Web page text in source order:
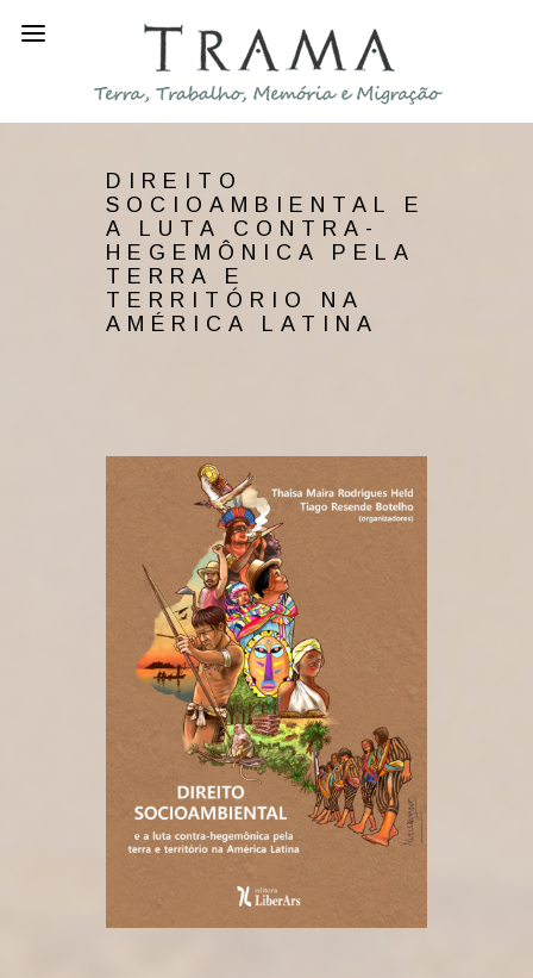
DIREITO
SOCIOAMBIENTAL E
A LUTA CONTRA-
HEGEMÔNICA PELA
TERRA E
TERRITÓRIO NA
AMÉRICA LATINA